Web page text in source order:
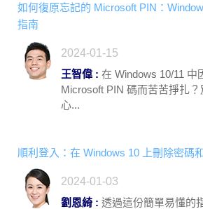
如何復原忘記的 Microsoft PIN：
指南
2024-01-15
王智偉 : 在 Windows 10/11 中
Microsoft PIN 碼而苦苦掙扎？
心...
順利登入：在 Windows 10 上刪除密碼
2024-01-03
劉恩綺 : 透過這份簡單易懂的